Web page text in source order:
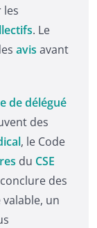
les
. Le
avis avant
de délégué
des
, le Code
du CSE
des
un